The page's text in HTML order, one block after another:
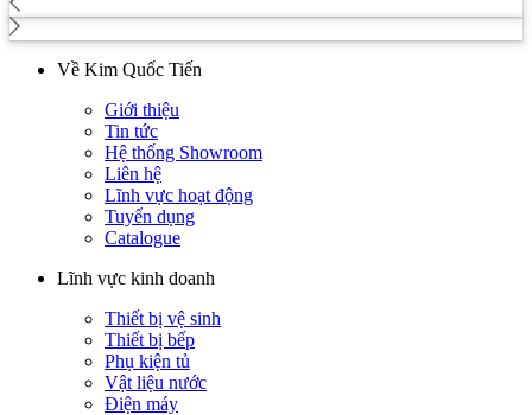
Về Kim Quốc Tiến
Giới thiệu
Tin tức
Hệ thống Showroom
Liên hệ
Lĩnh vực hoạt động
Tuyển dụng
Catalogue
Lĩnh vực kinh doanh
Thiết bị vệ sinh
Thiết bị bếp
Phụ kiện tủ
Vật liệu nước
Điện máy